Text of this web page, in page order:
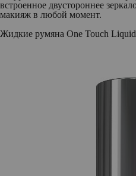
встроенное двустороннее
макияж в любой момент.
Жидкие румяна One Touch